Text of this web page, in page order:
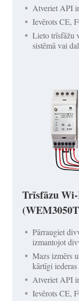
Atveriet API
Ievērots CE,
Lieto trīsfāžu
sistēmā vai
Trīsfāzu
Pārraugiet
izmantojot
Mazs izmērs
kārtīgi
Atveriet API
Ievērots CE,